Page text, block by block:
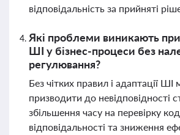
відповідальність за прийняті
Які проблеми виникають
ШІ у бізнес-процеси без
регулювання?
Без чітких правил і адаптації
призводити до невідповідності
збільшення часу на перевірку
відповідальності та зниження